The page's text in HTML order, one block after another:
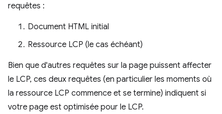
requêtes :
Document HTML initial
Ressource LCP (le cas échéant)
Bien que d'autres requêtes sur la page puissent affecter
le LCP, ces deux requêtes (en particulier les moments où
la ressource LCP commence et se termine) indiquent si
votre page est optimisée pour le LCP.